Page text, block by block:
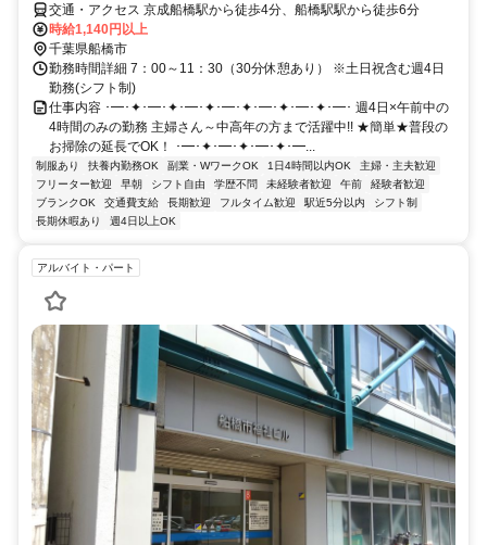
交通・アクセス 京成船橋駅から徒歩4分、船橋駅駅から徒歩6分
時給1,140円以上
千葉県船橋市
勤務時間詳細 7：00～11：30（30分休憩あり） ※土日祝含む週4日
勤務(シフト制)
仕事内容 ･━･✦･━･✦･━･✦･━･✦･━･✦･━･✦･━･ 週4日×午前中の
4時間のみの勤務 主婦さん～中高年の方まで活躍中!! ★簡単★普段の
お掃除の延長でOK！ ･━･✦･━･✦･━･✦･━...
制服あり 扶養内勤務OK 副業・WワークOK 1日4時間以内OK
主婦・主夫歓迎
フリーター歓迎
早朝 シフト自由 学歴不問 未経験者歓迎 午前
経験者歓迎
ブランクOK
交通費支給 長期歓迎 フルタイム歓迎 駅近5分以内
シフト制
長期休暇あり
週4日以上OK
アルバイト・パート